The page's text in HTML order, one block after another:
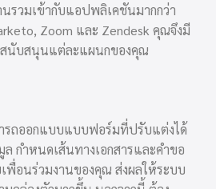
นรวมเข้ากับแอปพลิเคชันมากกว่า
Zoom และ Zendesk คุณจึงมี
สนับสนุนแต่ละแผนกของคุณ
รถออกแบบแบบฟอร์มที่ปรับแต่งได้
กำหนดเส้นทางเอกสารและคำขอ
อนร่วมงานของคุณ ส่งผลให้ระบบ